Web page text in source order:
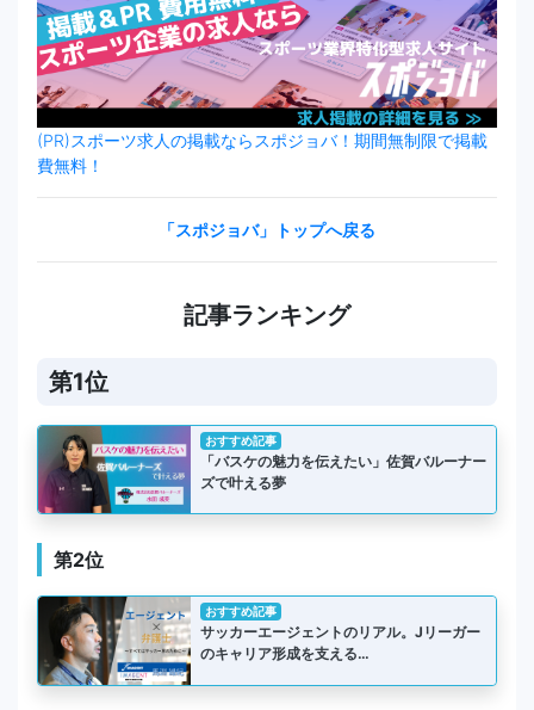
(PR)スポーツ求人の掲載ならスポジョバ！期間無制限で掲載
費無料！
「スポジョバ」トップへ戻る
記事ランキング
第1位
おすすめ記事
「バスケの魅力を伝えたい」佐賀バルーナー
ズで叶える夢
第2位
おすすめ記事
サッカーエージェントのリアル。Jリーガー
のキャリア形成を支える…